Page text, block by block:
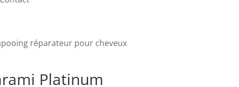
réparateur pour cheveux
Platinum